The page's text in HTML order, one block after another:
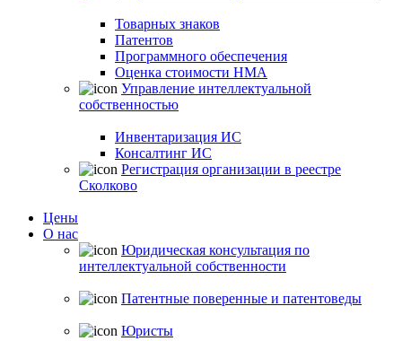
Товарных знаков
Патентов
Программного обеспечения
Оценка стоимости НМА
Управление интеллектуальной
собственностью
Инвентаризация ИС
Консалтинг ИС
Регистрация организации в реестре
Сколково
Цены
О нас
Юридическая консультация по
интеллектуальной собственности
Патентные поверенные и патентоведы
Юристы